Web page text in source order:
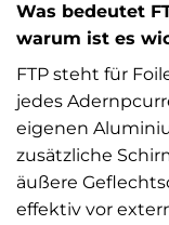
Was bedeutet
warum ist es
FTP steht für
jedes
eigenen
zusätzliche
äußere
effektiv vor